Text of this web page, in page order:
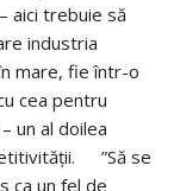
aici trebuie să
industria
mare, fie într-o
cea pentru
un al doilea
”Să se
ca un fel de